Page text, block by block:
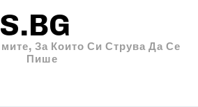
За Които Си Струва Да Се
Пише